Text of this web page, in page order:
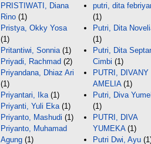
PRISTIWATI, Diana
Rino (1)
Pristya, Okky Yosa
(1)
Pritantiwi, Sonnia (1)
Priyadi, Rachmad (2)
Priyandana, Dhiaz Ari
(1)
Priyantari, Ika (1)
Priyanti, Yuli Eka (1)
Priyanto, Mashudi (1)
Priyanto, Muhamad
Agung (1)
putri, dita
(1)
Putri, Dita
(1)
Putri, Dita
Cimbi (1)
PUTRI, DIVANY
AMELIA(1)
Putri, Diva
(1)
PUTRI, DIVA
YUMEKA(1)
Putri Dwi, Ayu